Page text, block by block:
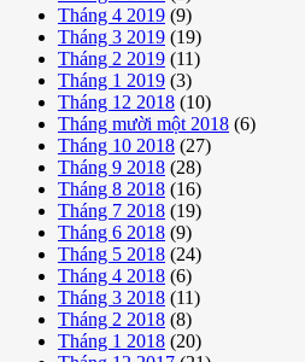
Tháng 4 2019 (9)
Tháng 3 2019 (19)
Tháng 2 2019 (11)
Tháng 1 2019 (3)
Tháng 12 2018 (10)
Tháng mười một 2018 (6)
Tháng 10 2018 (27)
Tháng 9 2018 (28)
Tháng 8 2018 (16)
Tháng 7 2018 (19)
Tháng 6 2018 (9)
Tháng 5 2018 (24)
Tháng 4 2018 (6)
Tháng 3 2018 (11)
Tháng 2 2018 (8)
Tháng 1 2018 (20)